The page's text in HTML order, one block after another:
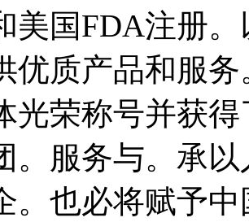
美国FDA注册
优质产品和服
光荣称号并获
。服务与。承
。也必将赋予